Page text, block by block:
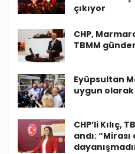
çıkıyor
CHP,
TBMM
Eyüpsultan
uygun
CHP’li Kılıç,
andı: